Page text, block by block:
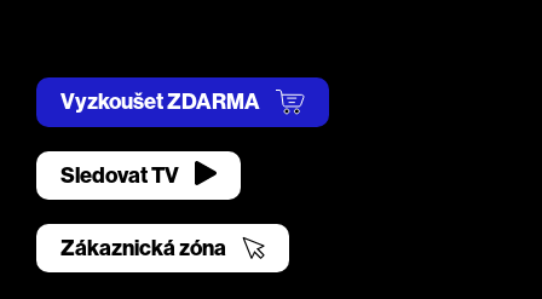
Vyzkoušet ZDARMA
Sledovat TV
Zákaznická zóna